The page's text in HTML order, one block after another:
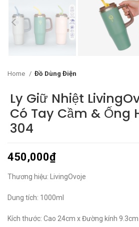
Home Đồ Dùng Điện
Ly Giữ Nhiệt
Có Tay Cầm & Ống
304
450,000₫
Thương hiệu: LivingOvoje
Dung tích: 1000ml
Kích thước: Cao 24cm x Đường kính 9.3cm